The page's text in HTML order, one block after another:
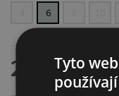
6
212 Kč
Tyto